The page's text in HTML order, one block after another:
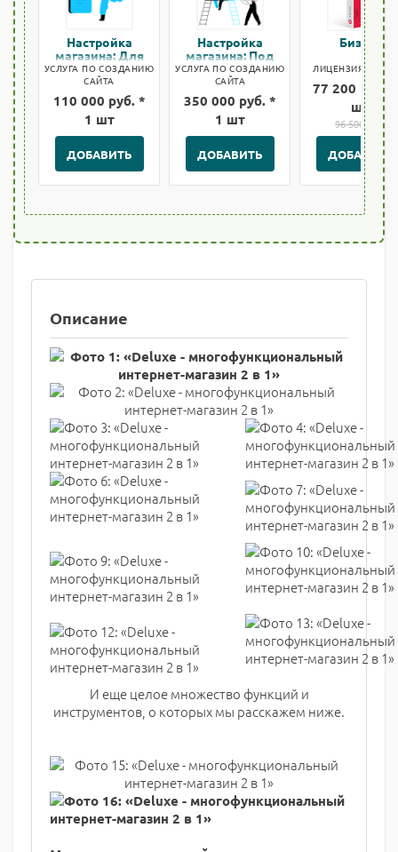
Настройка
магазина: Для
быстрого старта
УСЛУГА ПО СОЗДАНИЮ
САЙТА
110 000 руб. *
1 шт
ДОБАВИТЬ
Настройка
магазина: Под
ключ
УСЛУГА ПО СОЗДАНИЮ
САЙТА
350 000 руб. *
1 шт
ДОБАВИТЬ
Бизнес
ЛИЦЕНЗИЯ
77 200 руб.
шт
96 500 руб.
ДОБАВИТЬ
Описание
И еще целое множество функций и
инструментов, о которых мы расскажем ниже.